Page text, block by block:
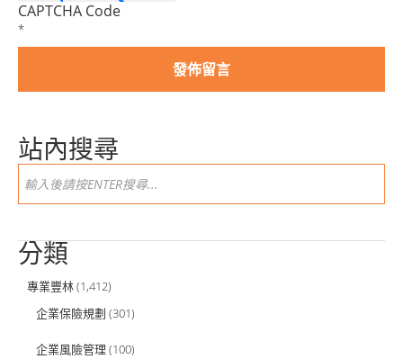
CAPTCHA Code
*
站內搜尋
分類
專業豐林(1,412)
企業保險規劃 (301)
企業風險管理 (100)